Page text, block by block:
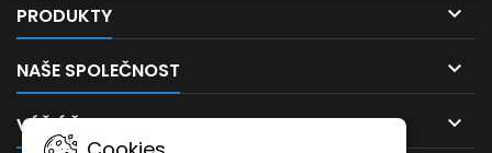
PRODUKTY 
NAŠE SPOLEČNOST 
VÁŠ ÚČET 